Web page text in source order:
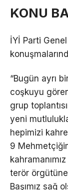
KONU
İYİ Parti
“Bugün ayrı
coşkuyu
grup
yeni
hepimizi
9
terör
Başımız sağ